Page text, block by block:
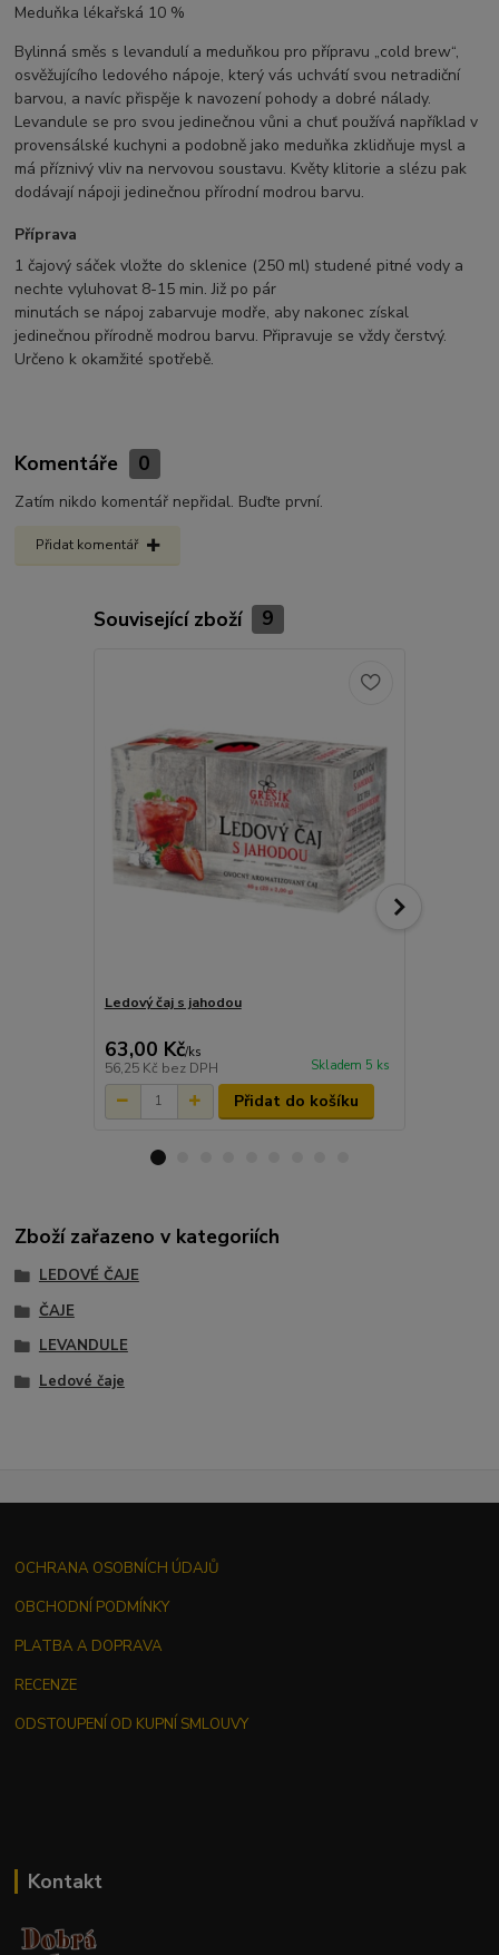
Meduňka lékařská 10 %
Bylinná směs s levandulí a meduňkou pro přípravu „cold brew“,
osvěžujícího ledového nápoje, který vás uchvátí svou netradiční
barvou, a navíc přispěje k navození pohody a dobré nálady.
Levandule se pro svou jedinečnou vůni a chuť používá například v
provensálské kuchyni a podobně jako meduňka zklidňuje mysl a
má příznivý vliv na nervovou soustavu. Květy klitorie a slézu pak
dodávají nápoji jedinečnou přírodní modrou barvu.
Příprava
1 čajový sáček vložte do sklenice (250 ml) studené pitné vody a
nechte vyluhovat 8-15 min. Již po pár
minutách se nápoj zabarvuje modře, aby nakonec získal
jedinečnou přírodně modrou barvu. Připravuje se vždy čerstvý.
Určeno k okamžité spotřebě.
Komentáře 0
Zatím nikdo komentář nepřidal. Buďte první.
Přidat komentář
Související zboží 9
Ledový čaj s jahodou
63,00 Kč/ks
56,25 Kč bez DPH Skladem 5 ks
Přidat do košíku
Zboží zařazeno v kategoriích
LEDOVÉ ČAJE
ČAJE
LEVANDULE
Ledové čaje
OCHRANA OSOBNÍCH ÚDAJŮ
OBCHODNÍ PODMÍNKY
PLATBA A DOPRAVA
RECENZE
ODSTOUPENÍ OD KUPNÍ SMLOUVY
Kontakt